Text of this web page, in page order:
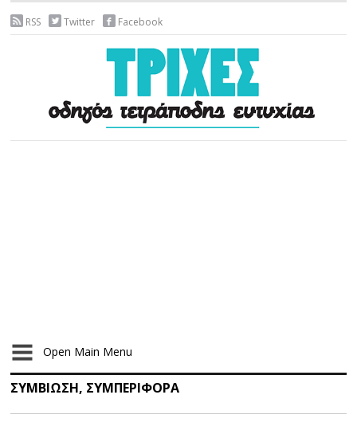
RSS Twitter Facebook
Open Main Menu
ΣΥΜΒΙΩΣΗ, ΣΥΜΠΕΡΙΦΟΡΑ